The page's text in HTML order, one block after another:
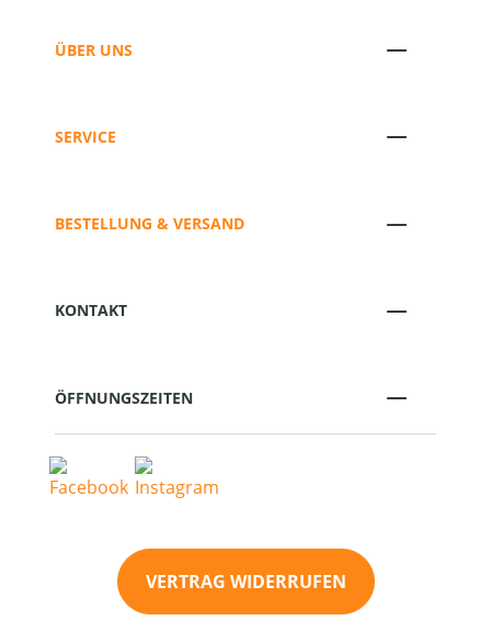
ÜBER UNS
SERVICE
BESTELLUNG & VERSAND
KONTAKT
ÖFFNUNGSZEITEN
VERTRAG WIDERRUFEN